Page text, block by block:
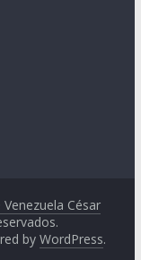
César
byWordPress.